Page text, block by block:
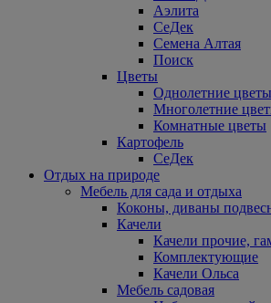
Аэлита
СеДек
Семена Алтая
Поиск
Цветы
Однолетние цветы
Многолетние
Комнатные цветы
Картофель
СеДек
Отдых на природе
Мебель для сада и отдыха
Коконы, диваны
Качели
Качели прочие,
Комплектующие
Качели Ольса
Мебель садовая